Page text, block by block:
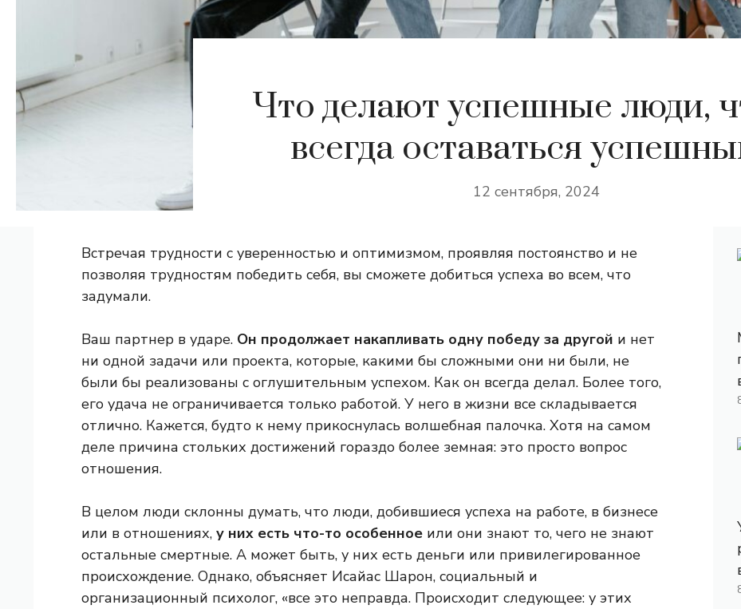
Что делают успешные люди,
всегда оставаться
12 сентября, 2024
Встречая трудности с уверенностью и оптимизмом, проявляя постоянство и не
позволяя трудностям победить себя, вы сможете добиться успеха во всем, что
задумали.
Ваш партнер в ударе. Он продолжает накапливать одну победу за другой и нет
ни одной задачи или проекта, которые, какими бы сложными они ни были, не
были бы реализованы с оглушительным успехом. Как он всегда делал. Более того,
его удача не ограничивается только работой. У него в жизни все складывается
отлично. Кажется, будто к нему прикоснулась волшебная палочка. Хотя на самом
деле причина стольких достижений гораздо более земная: это просто вопрос
отношения.
В целом люди склонны думать, что люди, добившиеся успеха на работе, в бизнесе
или в отношениях, у них есть что-то особенное или они знают то, чего не знают
остальные смертные. А может быть, у них есть деньги или привилегированное
происхождение. Однако, объясняет Исайас Шарон, социальный и
организационный психолог, «все это неправда. Происходит следующее: у этих